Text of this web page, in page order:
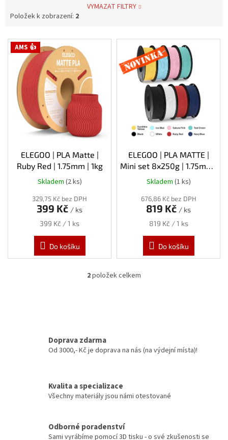
VYMAZAT FILTRY
Položek k zobrazení: 2
V AMS 👍
ELEGOO | PLA Matte |
Ruby Red | 1.75mm | 1kg
Skladem (2 ks)
329,75 Kč bez DPH
399 Kč / ks
Měrná
399 Kč / 1 ks
Do košíku
Novinka
ELEGOO | PLA MATTE |
Mini set 8x250g | 1.75mm |
2kg
Skladem (1 ks)
676,86 Kč bez DPH
819 Kč / ks
Měrná
819 Kč / 1 ks
Do košíku
O
í
k
y
p
i
2položek celkem
Doprava zdarma
Od 3000,- Kč je doprava na nás (na výdejní místa)!
Kvalita a specializace
Všechny materiály jsou námi otestované
Odborné poradenství
Sami vyrábíme pomocí 3D tisku - o své zkušenosti se